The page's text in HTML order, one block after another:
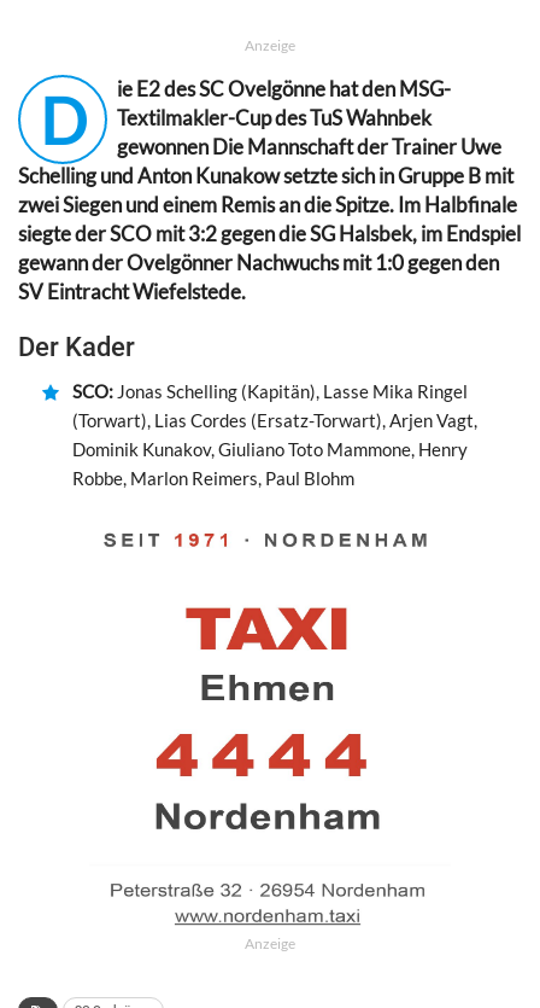
Anzeige
D
ie E2 des SC Ovelgönne hat den MSG-
Textilmakler-Cup des TuS Wahnbek
gewonnen Die Mannschaft der Trainer Uwe
Schelling und Anton Kunakow setzte sich in Gruppe B mit
zwei Siegen und einem Remis an die Spitze. Im Halbfinale
siegte der SCO mit 3:2 gegen die SG Halsbek, im Endspiel
gewann der Ovelgönner Nachwuchs mit 1:0 gegen den
SV Eintracht Wiefelstede.
Der Kader
SCO: Jonas Schelling (Kapitän), Lasse Mika Ringel
(Torwart), Lias Cordes (Ersatz-Torwart), Arjen Vagt,
Dominik Kunakov, Giuliano Toto Mammone, Henry
Robbe, Marlon Reimers, Paul Blohm
Anzeige